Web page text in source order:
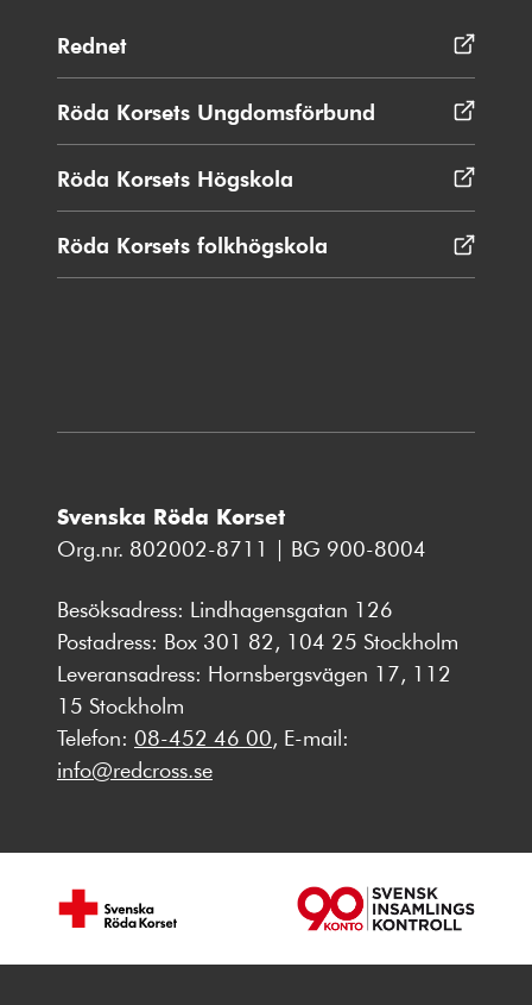
Rednet
i
nytt
fönster
Röda Korsets Ungdomsförbund Öppnas
i
Röda Korsets Högskola
i
nytt
fönster
Röda Korsets folkhögskola
i
Svenska Röda Korset
Org.nr. 802002-8711 | BG 900-8004
Besöksadress: Lindhagensgatan 126
Postadress: Box 301 82, 104 25 Stockholm
Leveransadress: Hornsbergsvägen 17, 112
15 Stockholm
Telefon: 08-452 46 00, E-mail:
info@redcross.se